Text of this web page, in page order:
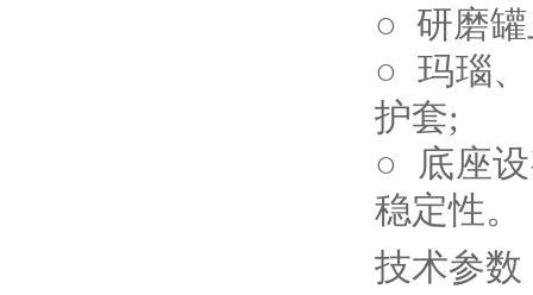
○ 研磨罐
○ 玛瑙、
护套;
○ 底座设
稳定性。
技术参数